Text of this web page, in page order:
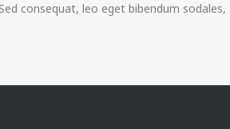
consequat, leo eget bibendum sodales,